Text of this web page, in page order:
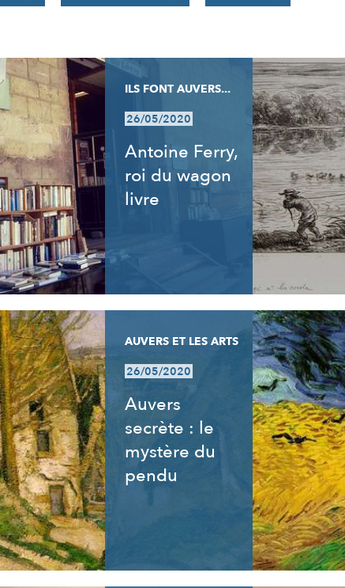
ILS FONT AUVERS...
26/05/2020
Antoine Ferry,
roi du wagon
livre
AUVERS ET LES ARTS
26/05/2020
Auvers
secrète : le
mystère du
pendu